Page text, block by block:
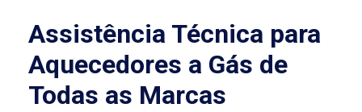
Assistência Técnica para
Aquecedores a Gás de
Todas as Marcas